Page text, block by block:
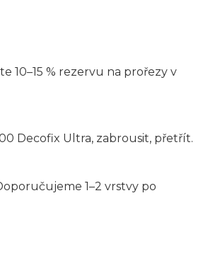
% rezervu na prořezy v
Decofix Ultra, zabrousit, přetřít.
1–2 vrstvy po